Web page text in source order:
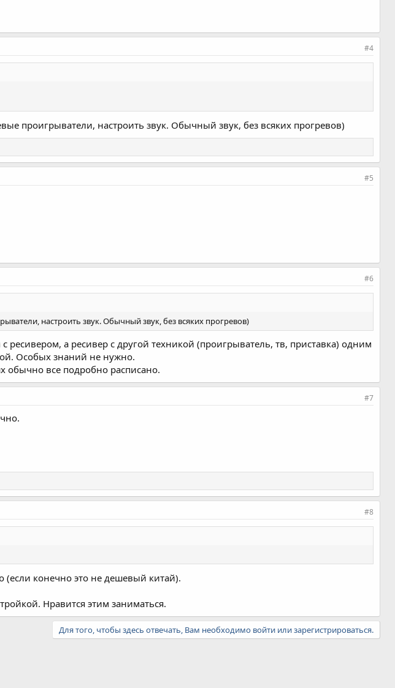
#4
проигрыватели, настроить звук. Обычный звук, без всяких прогревов)
#5
#6
настроить звук. Обычный звук, без всяких прогревов)
ресивером, а ресивер с другой техникой (проигрыватель, тв, приставка) одним
Особых знаний не нужно.
обычно все подробно расписано.
#7
#8
(если конечно это не дешевый китай).
Нравится этим заниматься.
Для того, чтобы здесь отвечать, Вам необходимо войти или зарегистрироваться.